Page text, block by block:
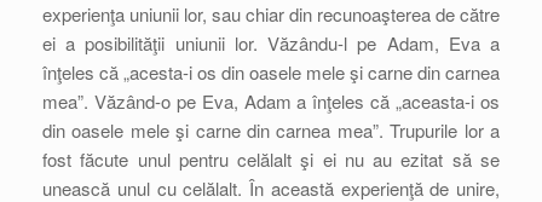
experienţa uniunii lor, sau chiar din recunoaşterea de către
ei a posibilităţii uniunii lor. Văzându-l pe Adam, Eva a
înţeles că „acesta-i os din oasele mele şi carne din carnea
mea”. Văzând-o pe Eva, Adam a înţeles că „aceasta-i os
din oasele mele şi carne din carnea mea”. Trupurile lor a
fost făcute unul pentru celălalt şi ei nu au ezitat să se
unească unul cu celălalt. În această experienţă de unire,